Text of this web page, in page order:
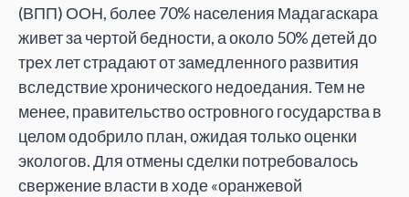
(ВПП) ООН, более 70% населения Мадагаскара
живет за чертой бедности, а около 50% детей до
трех лет страдают от замедленного развития
вследствие хронического недоедания. Тем не
менее, правительство островного государства в
целом одобрило план, ожидая только оценки
экологов. Для отмены сделки потребовалось
свержение власти в ходе «оранжевой